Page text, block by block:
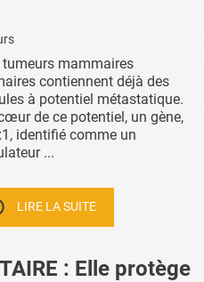
tumeurs mammaires
contiennent déjà des
à potentiel métastatique.
de ce potentiel, un gène,
identifié comme un
...
LIRE LA SUITE
: Elle protège